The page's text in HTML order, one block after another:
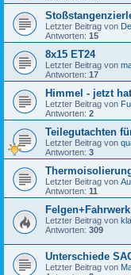
Letzter Beitrag von
Antworten: 15
8x15 ET24
Letzter Beitrag von
Antworten: 17
Himmel - jetzt
Letzter Beitrag von
Antworten: 2
Teilegutachten
Letzter Beitrag von
Antworten: 3
Letzter Beitrag von
Antworten: 11
Letzter Beitrag von
Antworten: 309
Unterschiede
Letzter Beitrag von